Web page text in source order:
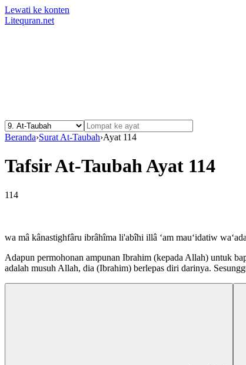
Lewati ke konten
Litequran.net
Beranda›Surat At-Taubah›Ayat 114
Tafsir At-Taubah Ayat 114
114
wa mâ kânastighfâru ibrâhîma li'abîhi illâ ‘am mau‘idatiw
Adapun permohonan ampunan Ibrahim (kepada Allah) untuk
adalah musuh Allah, dia (Ibrahim) berlepas diri darinya.